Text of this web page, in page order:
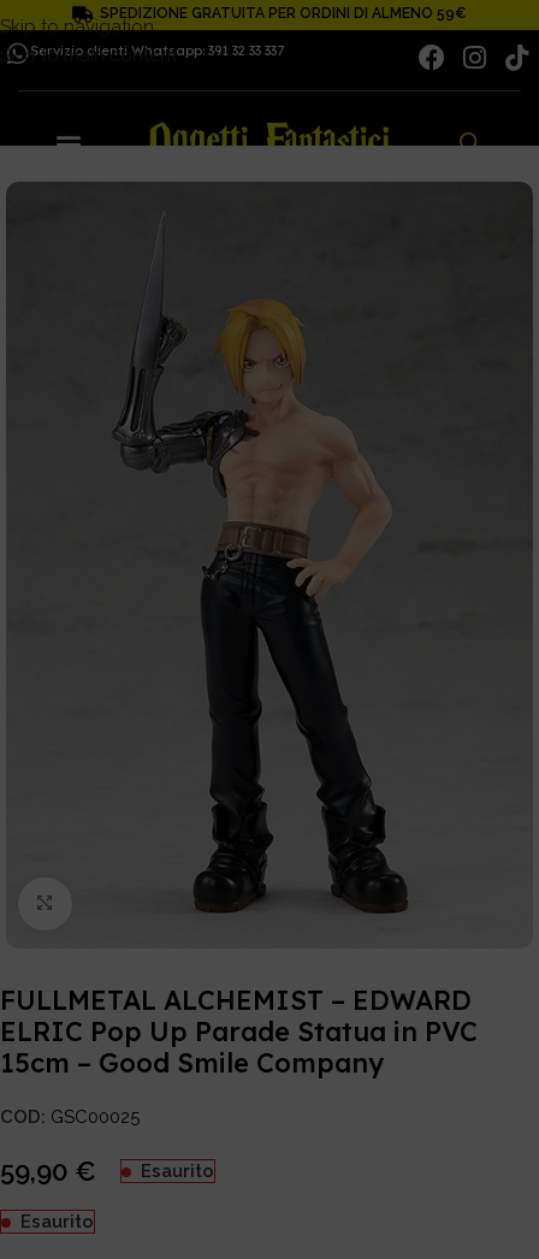
Skip to navigation
Skip to main content
SPEDIZIONE GRATUITA PER ORDINI DI ALMENO 59€
Servizio clienti Whatsapp: 391 32 33 337
Click to enlarge
FULLMETAL ALCHEMIST – EDWARD
ELRIC Pop Up Parade Statua in PVC
15cm – Good Smile Company
COD: GSC00025
59,90 € Esaurito
Esaurito